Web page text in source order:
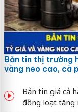
Bản tin thị trường
vàng neo cao, cà
Bản tin giá cả
đồng loạt tăng